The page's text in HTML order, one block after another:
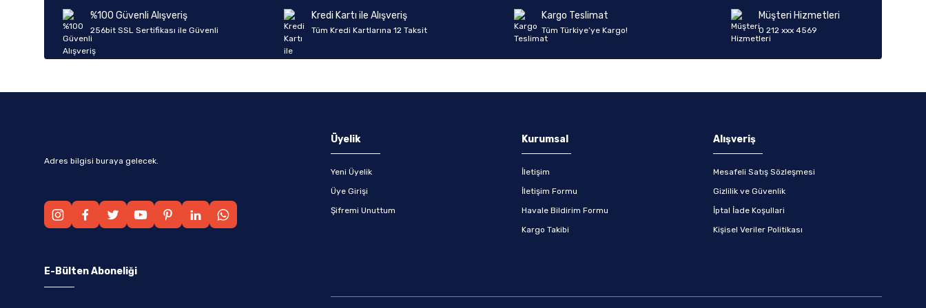
Ürün fiyatı diğer sitelerden daha pahalı.
Bu ürüne benzer farklı alternatifler olmalı.
%100 Güvenli Alışveriş
256bit SSL Sertifikası ile Güvenli
Kredi Kartı ile Alışveriş
Tüm Kredi Kartlarına 12 Taksit
Kargo Teslimat
Tüm Türkiye’ye Kargo!
Müşteri Hizmetleri
0 212 xxx 4569
Adres bilgisi buraya gelecek.
Üyelik
Yeni Üyelik
Üye Girişi
Şifremi Unuttum
Kurumsal
İletişim
İletişim Formu
Havale Bildirim Formu
Kargo Takibi
Alışveriş
Mesafeli Satış Sözleşmesi
Gizlilik ve Güvenlik
İptal İade Koşullari
Kişisel Veriler Politikası
E-Bülten Aboneliği